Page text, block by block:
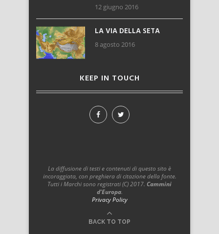
12 giugno 2016
LA VIA DELLA SETA
8 agosto 2016
KEEP IN TOUCH
La diffusione di testi e contenuti di questo sito è
incoraggiata, con preghiera di citazione della fonte.
Tutti i Marchi sono registrati (C) 2017. Cammini
d'Europa.
Privacy Policy
BACK TO TOP